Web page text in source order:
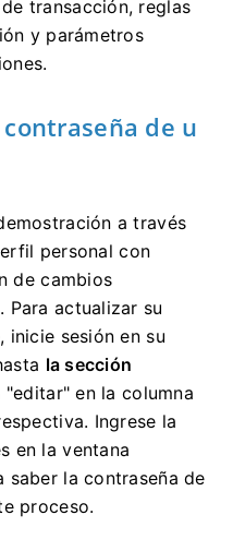
transacción, reglas
y parámetros
de u
a través
personal con
de cambios
Para actualizar su
inicie sesión en su
lasección
en la columna
Ingrese la
en la ventana
saber la contraseña de
proceso.